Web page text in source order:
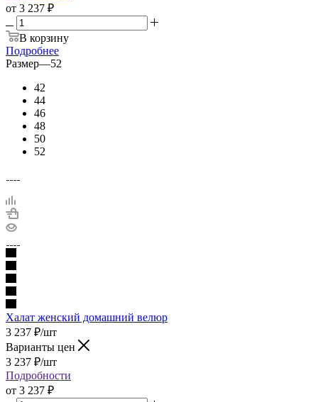
от 3 237 ₽
В корзину
Подробнее
Размер—52
42
44
46
48
50
52
Халат женский домашний велюр
3 237 ₽/шт
Варианты цен
3 237 ₽/шт
Подробности
от 3 237 ₽